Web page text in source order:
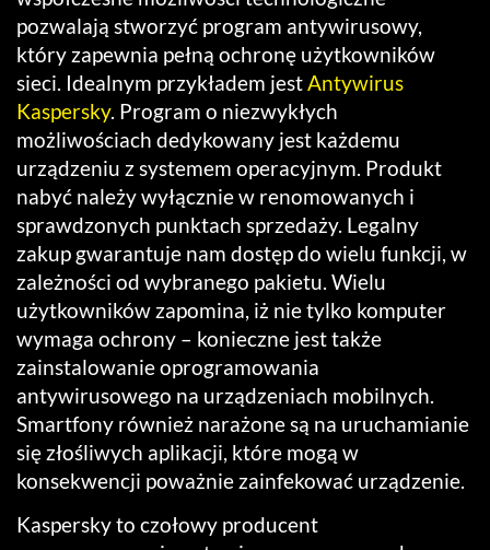
pozwalają stworzyć program antywirusowy,
który zapewnia pełną ochronę użytkowników
sieci. Idealnym przykładem jestAntywirus
Kaspersky. Program o niezwykłych
możliwościach dedykowany jest każdemu
urządzeniu z systemem operacyjnym. Produkt
nabyć należy wyłącznie w renomowanych i
sprawdzonych punktach sprzedaży. Legalny
zakup gwarantuje nam dostęp do wielu funkcji, w
zależności od wybranego pakietu. Wielu
użytkowników zapomina, iż nie tylko komputer
wymaga ochrony – konieczne jest także
zainstalowanie oprogramowania
antywirusowego na urządzeniach mobilnych.
Smartfony również narażone są na uruchamianie
się złośliwych aplikacji, które mogą w
konsekwencji poważnie zainfekować urządzenie.
Kaspersky to czołowy producent